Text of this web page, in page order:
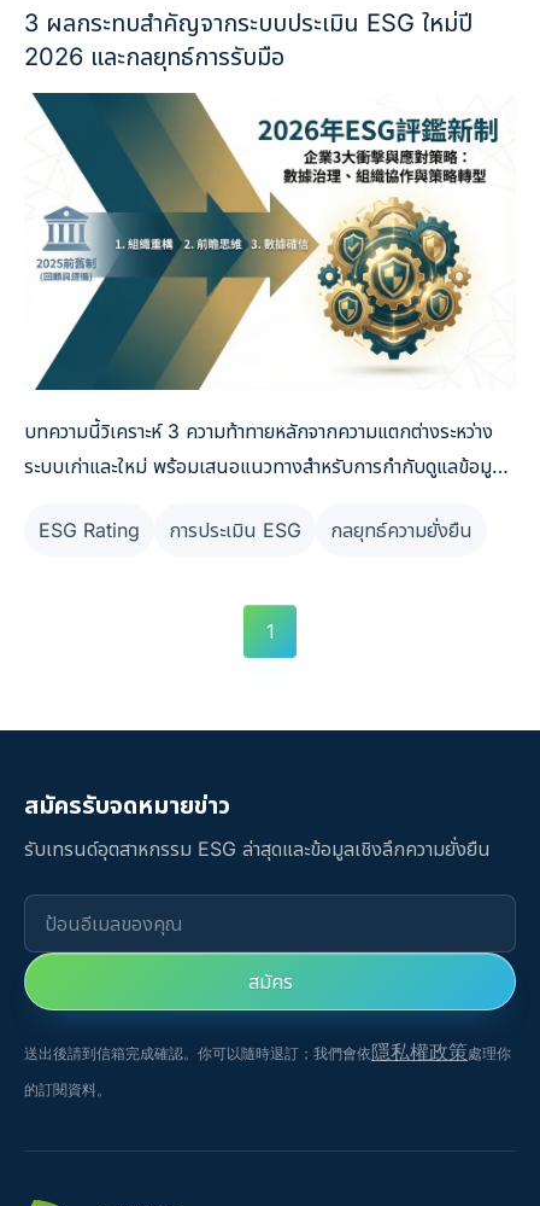
3 ผลกระทบสำคัญจากระบบประเมิน ESG ใหม่ปี
2026 และกลยุทธ์การรับมือ
บทความนี้วิเคราะห์ 3 ความท้าทายหลักจากความแตกต่างระหว่าง
ระบบเก่าและใหม่ พร้อมเสนอแนวทางสำหรับการกำกับดูแลข้อมูล
ESG Rating
การประเมิน ESG กลยุทธ์ความยั่งยืน
1
สมัครรับจดหมายข่าว
รับเทรนด์อุตสาหกรรม ESG ล่าสุดและข้อมูลเชิงลึกความยั่งยืน
ป้อนอีเมลของคุณ
สมัคร
送出後請到信箱完成確認。你可以隨時退訂；我們會依隱私權政策處理你
的訂閱資料。